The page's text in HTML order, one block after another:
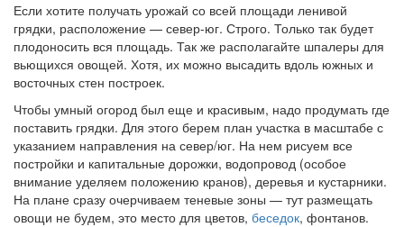
Если хотите получать урожай со всей площади ленивой
грядки, расположение — север-юг. Строго. Только так будет
плодоносить вся площадь. Так же располагайте шпалеры для
вьющихся овощей. Хотя, их можно высадить вдоль южных и
восточных стен построек.
Чтобы умный огород был еще и красивым, надо продумать где
поставить грядки. Для этого берем план участка в масштабе с
указанием направления на север/юг. На нем рисуем все
постройки и капитальные дорожки, водопровод (особое
внимание уделяем положению кранов), деревья и кустарники.
На плане сразу очерчиваем теневые зоны — тут размещать
овощи не будем, это место для цветов, беседок, фонтанов.